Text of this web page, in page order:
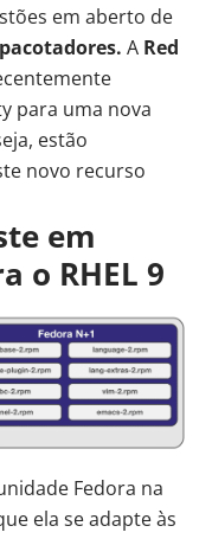
em aberto de
A Red
para uma nova
estão
novo recurso
em
o RHEL 9
Fedora na
ela se adapte às